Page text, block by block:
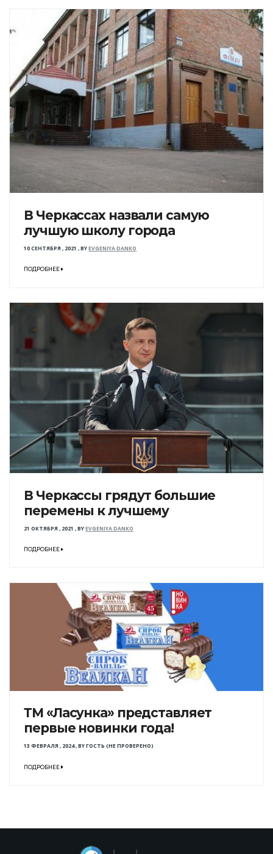
В Черкассах назвали самую
лучшую школу города
10 СЕНТЯБРЯ , 2021 ,BYEVGENIYA DANKO
ПОДРОБНЕЕ
В Черкассы грядут большие
перемены к лучшему
21 ОКТЯБРЯ , 2021 ,BYEVGENIYA DANKO
ПОДРОБНЕЕ
ТМ «Ласунка» представляет
первые новинки года!
13 ФЕВРАЛЯ , 2024,BYГОСТЬ (НЕ ПРОВЕРЕНО)
ПОДРОБНЕЕ